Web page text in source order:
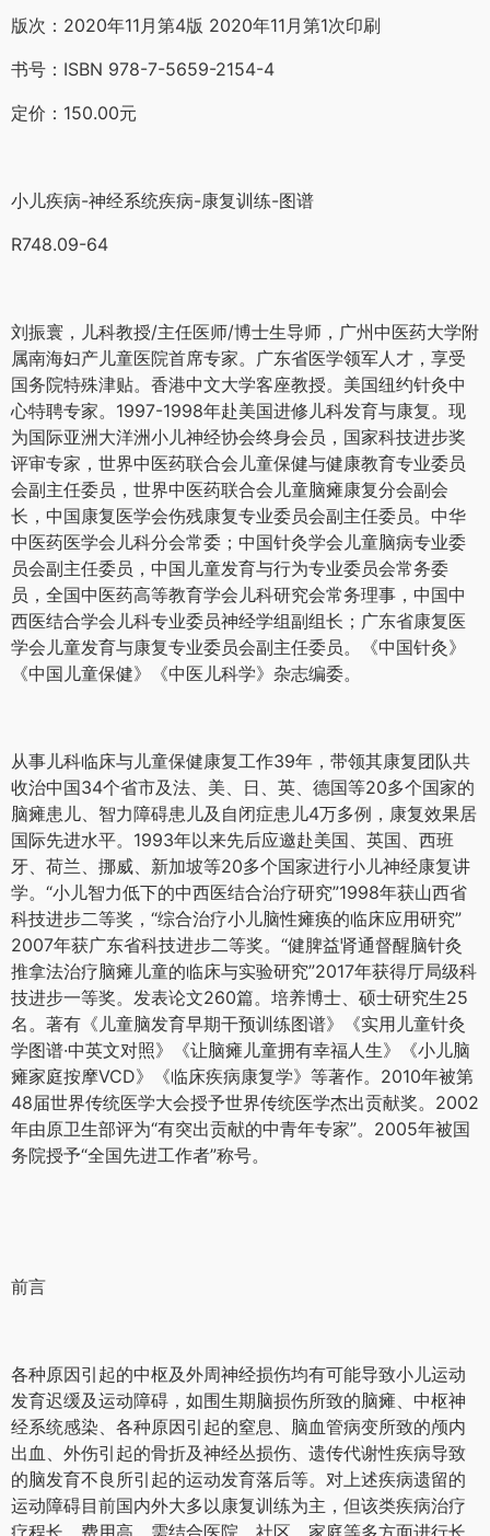
版次：2020年11月第4版 2020年11月第1次印刷
书号：ISBN 978-7-5659-2154-4
定价：150.00元
小儿疾病-神经系统疾病-康复训练-图谱
R748.09-64
刘振寰，儿科教授/主任医师/博士生导师，广州中医药大学附
属南海妇产儿童医院首席专家。广东省医学领军人才，享受
国务院特殊津贴。香港中文大学客座教授。美国纽约针灸中
心特聘专家。1997-1998年赴美国进修儿科发育与康复。现
为国际亚洲大洋洲小儿神经协会终身会员，国家科技进步奖
评审专家，世界中医药联合会儿童保健与健康教育专业委员
会副主任委员，世界中医药联合会儿童脑瘫康复分会副会
长，中国康复医学会伤残康复专业委员会副主任委员。中华
中医药医学会儿科分会常委；中国针灸学会儿童脑病专业委
员会副主任委员，中国儿童发育与行为专业委员会常务委
员，全国中医药高等教育学会儿科研究会常务理事，中国中
西医结合学会儿科专业委员神经学组副组长；广东省康复医
学会儿童发育与康复专业委员会副主任委员。《中国针灸》
《中国儿童保健》《中医儿科学》杂志编委。
从事儿科临床与儿童保健康复工作39年，带领其康复团队共
收治中国34个省市及法、美、日、英、德国等20多个国家的
脑瘫患儿、智力障碍患儿及自闭症患儿4万多例，康复效果居
国际先进水平。1993年以来先后应邀赴美国、英国、西班
牙、荷兰、挪威、新加坡等20多个国家进行小儿神经康复讲
学。“小儿智力低下的中西医结合治疗研究”1998年获山西省
科技进步二等奖，“综合治疗小儿脑性瘫痪的临床应用研究”
2007年获广东省科技进步二等奖。“健脾益肾通督醒脑针灸
推拿法治疗脑瘫儿童的临床与实验研究”2017年获得厅局级科
技进步一等奖。发表论文260篇。培养博士、硕士研究生25
名。著有《儿童脑发育早期干预训练图谱》《实用儿童针灸
学图谱·中英文对照》《让脑瘫儿童拥有幸福人生》《小儿脑
瘫家庭按摩VCD》《临床疾病康复学》等著作。2010年被第
48届世界传统医学大会授予世界传统医学杰出贡献奖。2002
年由原卫生部评为“有突出贡献的中青年专家”。2005年被国
务院授予“全国先进工作者”称号。
前言
各种原因引起的中枢及外周神经损伤均有可能导致小儿运动
发育迟缓及运动障碍，如围生期脑损伤所致的脑瘫、中枢神
经系统感染、各种原因引起的窒息、脑血管病变所致的颅内
出血、外伤引起的骨折及神经丛损伤、遗传代谢性疾病导致
的脑发育不良所引起的运动发育落后等。对上述疾病遗留的
运动障碍目前国内外大多以康复训练为主，但该类疾病治疗
疗程长、费用高，需结合医院、社区、家庭等多方面进行长